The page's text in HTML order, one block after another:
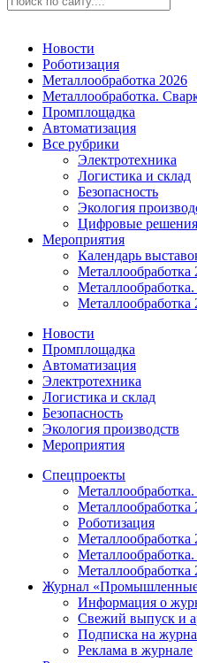
Новости
Роботизация
Металлообработка 2026
Металлообработка.
Промплощадка
Автоматизация
Все рубрики
Электротехника
Логистика и склад
Безопасность
Экология
Цифровые решения
Мероприятия
Календарь
Металлообработка
Металлообработка
Новости
Промплощадка
Автоматизация
Электротехника
Логистика и склад
Безопасность
Экология производств
Мероприятия
Спецпроекты
Металлообработка
Роботизация
Металлообработка
Металлообработка
Журнал
Информация о
Свежий выпуск и
Подписка на
Реклама в журнале